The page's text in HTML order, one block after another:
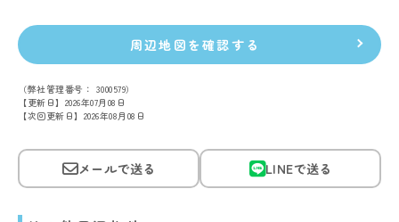
周辺地図を確認する
（弊社管理番号： 3000579）
【更新日】2026年07月08日
【次回更新日】2026年08月08日
メールで送る LINEで送る